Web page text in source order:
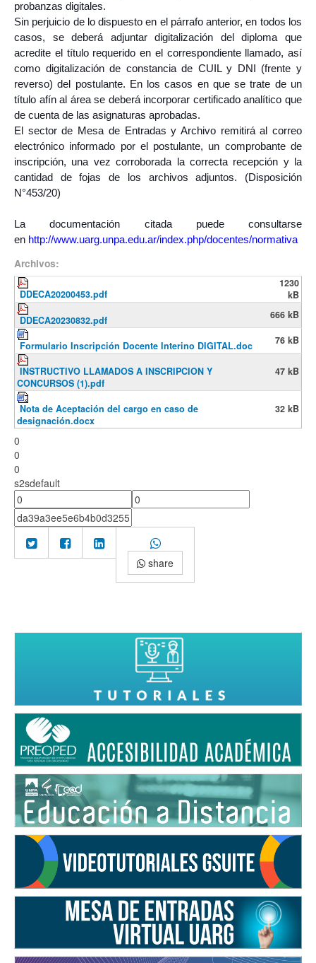
probanzas digitales.
Sin perjuicio de lo dispuesto en el párrafo anterior, en todos los
casos, se deberá adjuntar digitalización del diploma que
acredite el título requerido en el correspondiente llamado, así
como digitalización de constancia de CUIL y DNI (frente y
reverso) del postulante. En los casos en que se trate de un
título afín al área se deberá incorporar certificado analítico que
de cuenta de las asignaturas aprobadas.
El sector de Mesa de Entradas y Archivo remitirá al correo
electrónico informado por el postulante, un comprobante de
inscripción, una vez corroborada la correcta recepción y la
cantidad de fojas de los archivos adjuntos. (Disposición
N°453/20)
La documentación citada puede consultarse
en http://www.uarg.unpa.edu.ar/index.php/docentes/normativa
Archivos:
DDECA20200453.pdf
1230
kB
DDECA20230832.pdf
666 kB
Formulario Inscripción Docente Interino DIGITAL.doc 76 kB
INSTRUCTIVO LLAMADOS A INSCRIPCION Y
CONCURSOS (1).pdf
47 kB
Nota de Aceptación del cargo en caso de
designación.docx
32 kB
0
0
0
s2sdefault
share